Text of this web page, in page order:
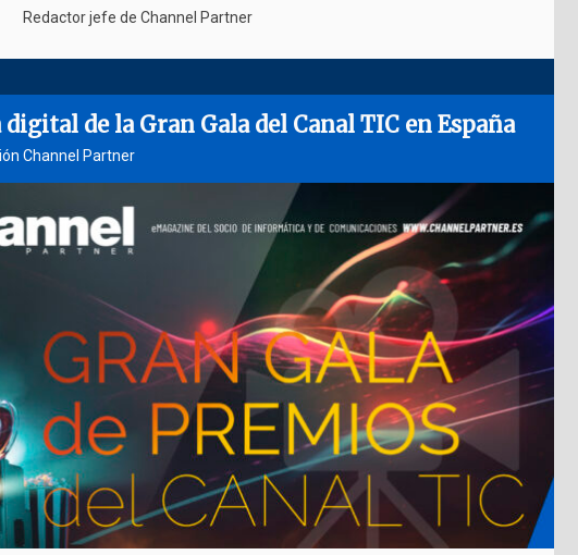
Redactor jefe de Channel Partner
digital de la Gran Gala del Canal TIC en España
Channel Partner